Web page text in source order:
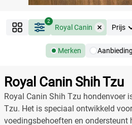
2
Royal Canin Prijs
Merken
Filter
Royal Canin Shih Tzu
Royal Canin Shih Tzu hondenvoer
Tzu. Het is speciaal ontwikkeld
voedingsbehoeften en ondersteunt
Producten